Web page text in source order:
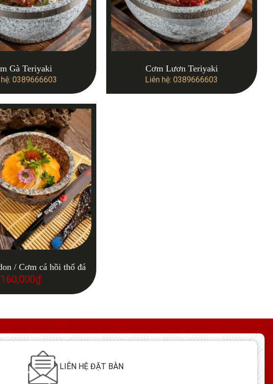
Gà Teriyaki
0389666603
Cơm Lươn Teriyaki
Liên hệ: 0389666603
/ Cơm cá hồi thố đá
160,000₫
LIÊN HỆ ĐẶT BÀN